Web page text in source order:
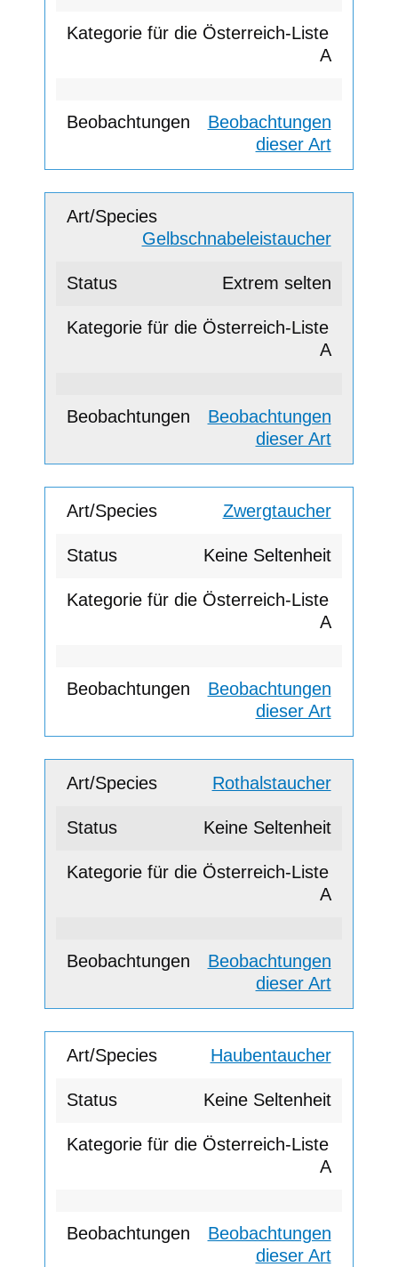
A
Beobachtungen
dieser Art
Gelbschnabeleistaucher
Extrem selten
A
Beobachtungen
dieser Art
Zwergtaucher
Keine Seltenheit
A
Beobachtungen
dieser Art
Rothalstaucher
Keine Seltenheit
A
Beobachtungen
dieser Art
Haubentaucher
Keine Seltenheit
A
Beobachtungen
dieser Art